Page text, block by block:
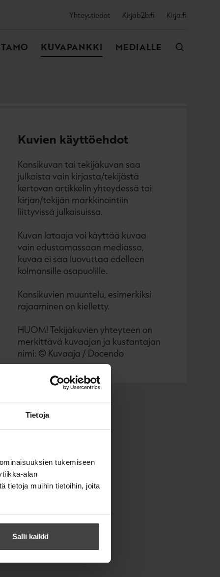
Tietoja
tukemiseen
alan
tietoja muihin tietoihin, joita
Salli kaikki
Yhteystiedot Kirjab2b.fi Kirja.fi
KUVAPANKKI MEDIALLE
Kuvien käyttöehdot
Kansikuvan tai tekijäkuvan saa
julkaista vain kirjasta/tekijästä
kertovan artikkelin yhteydessä tai
kirjan/tekijän markkinointiin
liittyvissä julkaisuissa.
Kuvan lataaja voi käyttää kuvaa
vain edustamassaan mediassa,
kuvaa ei saa luovuttaa edelleen
kolmansille osapuolille.
Kansikuvien muuntelu, esimerkiksi
rajaaminen on kielletty.
HUOM! Tekijäkuvien yhteyteen on
merkittävä kuvaajan ja kustantajan
nimi: © Kuvaaja / Docendo